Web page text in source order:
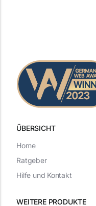
ÜBERSICHT
WEITERE PRODUKTE
Home
Ratgeber
Hilfe und Kontakt